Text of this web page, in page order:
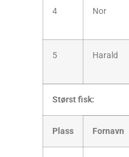
4 Nor
5 Harald
Størst fisk:
Plass Fornavn